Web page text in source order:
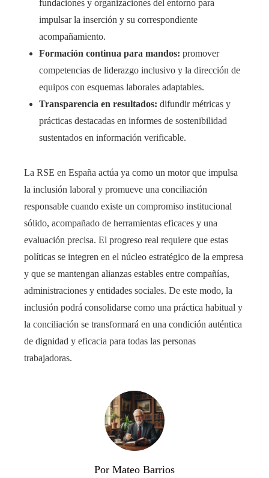
fundaciones y organizaciones del entorno para
impulsar la inserción y su correspondiente
acompañamiento.
Formación continua para mandos: promover
competencias de liderazgo inclusivo y la dirección de
equipos con esquemas laborales adaptables.
Transparencia en resultados: difundir métricas y
prácticas destacadas en informes de sostenibilidad
sustentados en información verificable.
La RSE en España actúa ya como un motor que impulsa
la inclusión laboral y promueve una conciliación
responsable cuando existe un compromiso institucional
sólido, acompañado de herramientas eficaces y una
evaluación precisa. El progreso real requiere que estas
políticas se integren en el núcleo estratégico de la empresa
y que se mantengan alianzas estables entre compañías,
administraciones y entidades sociales. De este modo, la
inclusión podrá consolidarse como una práctica habitual y
la conciliación se transformará en una condición auténtica
de dignidad y eficacia para todas las personas
trabajadoras.
Por Mateo Barrios